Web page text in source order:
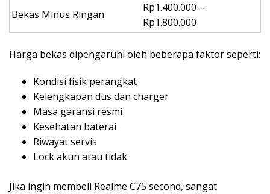
Bekas Minus Ringan
Rp1.400.000 –
Rp1.800.000
Harga bekas dipengaruhi oleh beberapa faktor seperti:
Kondisi fisik perangkat
Kelengkapan dus dan charger
Masa garansi resmi
Kesehatan baterai
Riwayat servis
Lock akun atau tidak
Jika ingin membeli Realme C75 second, sangat